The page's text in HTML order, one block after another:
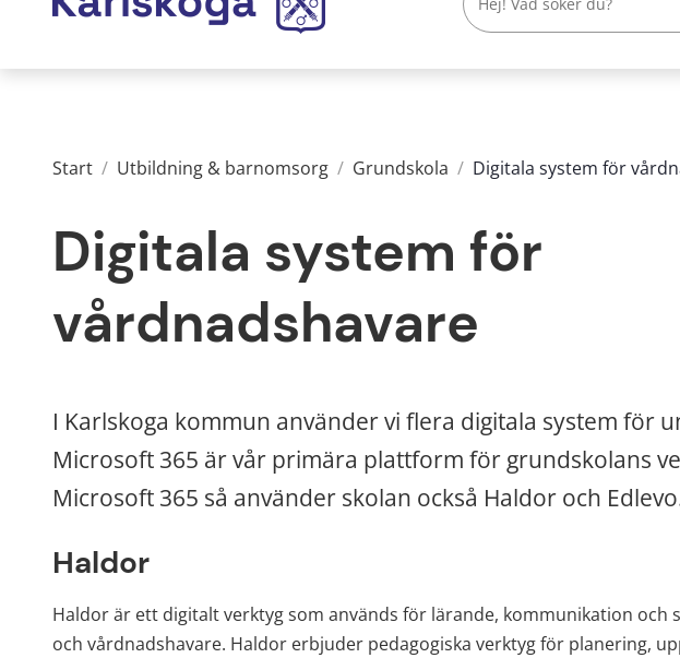
Start / Utbildning & barnomsorg / Grundskola / Digitala system för
Digitala system för
vårdnadshavare
I Karlskoga kommun använder vi flera digitala system för
Microsoft 365 är vår primära plattform för grundskolans
Microsoft 365 så använder skolan också Haldor och
Haldor
Haldor är ett digitalt verktyg som används för lärande, kommunikation och
och vårdnadshavare. Haldor erbjuder pedagogiska verktyg för planering,